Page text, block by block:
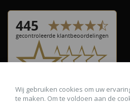
Wij gebruiken cookies om uw
te maken. Om te voldoen aan de